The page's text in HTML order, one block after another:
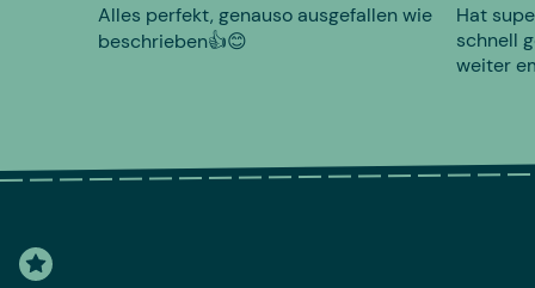
Alles perfekt, genauso ausgefallen wie
beschrieben👍😊
Hat
schnell
weiter